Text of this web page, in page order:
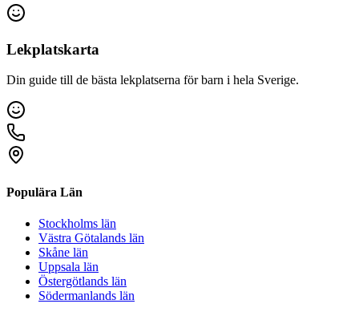
Lekplatskarta
Din guide till de bästa lekplatserna för barn i hela Sverige.
Populära Län
Stockholms län
Västra Götalands län
Skåne län
Uppsala län
Östergötlands län
Södermanlands län